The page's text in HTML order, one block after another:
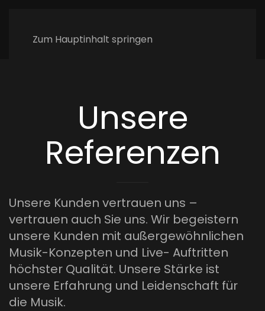
Zum Hauptinhalt springen
Unsere
Referenzen
Unsere Kunden vertrauen uns –
vertrauen auch Sie uns. Wir begeistern
unsere Kunden mit außergewöhnlichen
Musik-Konzepten und Live- Auftritten
höchster Qualität. Unsere Stärke ist
unsere Erfahrung und Leidenschaft für
die Musik.